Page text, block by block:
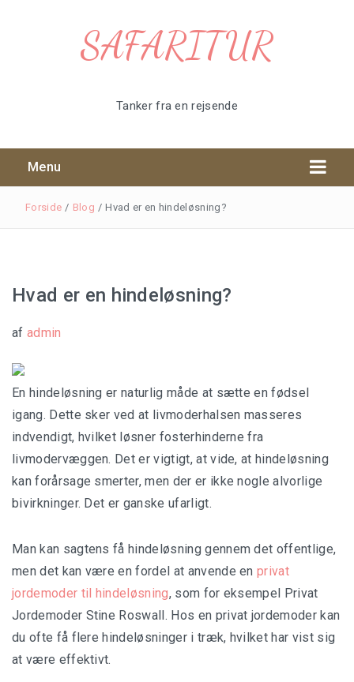
SAFARITUR
Tanker fra en rejsende
Menu
Tøj til safari
Safari udstyr
Kenya
Rejser til Kenya
Safari Kenya
Rejser til Sydafrika
Safari Sydafrika
Forside / Blog / Hvad er en hindeløsning?
Hvad er en hindeløsning?
af admin
En hindeløsning er naturlig måde at sætte en fødsel
igang. Dette sker ved at livmoderhalsen masseres
indvendigt, hvilket løsner fosterhinderne fra
livmodervæggen. Det er vigtigt, at vide, at hindeløsning
kan forårsage smerter, men der er ikke nogle alvorlige
bivirkninger. Det er ganske ufarligt.
Man kan sagtens få hindeløsning gennem det offentlige,
men det kan være en fordel at anvende enprivat
jordemoder til hindeløsning, som for eksempel Privat
Jordemoder Stine Roswall. Hos en privat jordemoder kan
du ofte få flere hindeløsninger i træk, hvilket har vist sig
at være effektivt.